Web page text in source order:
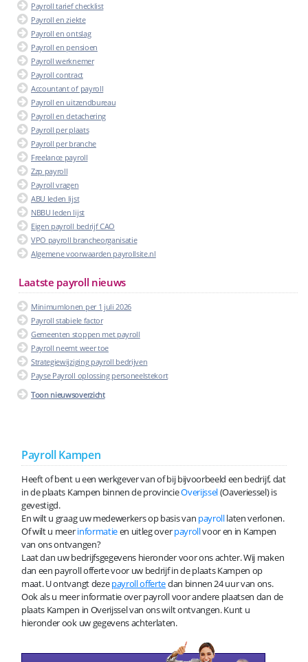
Payroll tarief checklist
Payroll en ziekte
Payroll en ontslag
Payroll en pensioen
Payroll werknemer
Payroll contract
Accountant of payroll
Payroll en uitzendbureau
Payroll en detachering
Payroll per plaats
Payroll per branche
Freelance payroll
Zzp payroll
Payroll vragen
ABU leden lijst
NBBU leden lijst
Eigen payroll bedrijf CAO
VPO payroll brancheorganisatie
Algemene voorwaarden payrollsite.nl
Laatste payroll nieuws
Minimumlonen per 1 juli 2026
Payroll stabiele factor
Gemeenten stoppen met payroll
Payroll neemt weer toe
Strategiewijziging payroll bedrijven
Payse Payroll oplossing personeelstekort
Toon nieuwsoverzicht
Payroll Kampen
Heeft of bent u een werkgever van of bij bijvoorbeeld een bedrijf, dat
in de plaats Kampen binnen de provincieOverijssel(Oaveriessel) is
gevestigd.
En wilt u graag uw medewerkers op basis van payrolllaten verlonen.
Of wilt u meerinformatieen uitleg overpayrollvoor en in Kampen
van ons ontvangen?
Laat dan uw bedrijfsgegevens hieronder voor ons achter. Wij maken
dan een payroll offerte voor uw bedrijf in de plaats Kampen op
maat. U ontvangt dezepayroll offertedan binnen 24 uur van ons.
Ook als u meer informatie over payroll voor andere plaatsen dan de
plaats Kampen in Overijssel van ons wilt ontvangen. Kunt u
hieronder ook uw gegevens achterlaten.